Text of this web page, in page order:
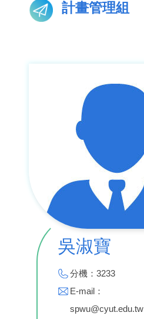
計畫管理組
吳淑寶
分機：3233
E-mail：
spwu@cyut.edu.tw